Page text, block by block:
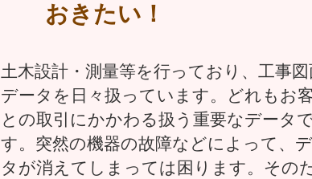
おきたい！
土木設計・測量等を行っており、工事図
データを日々扱っています。どれもお
との取引にかかわる扱う重要なデータ
す。突然の機器の故障などによって、
タが消えてしまっては困ります。その